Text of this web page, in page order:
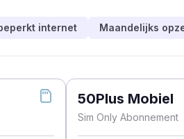
internet Maandelijks
50Plus Mobiel
Sim Only Abonnement